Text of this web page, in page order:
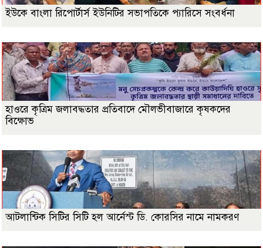
ইউকে বাংলা রিপোর্টার্স ইউনিটির সভাপতিকে প্যারিসে সংবর্ধনা
হাওরে কৃত্রিম জলাবদ্ধতার প্রতিবাদে মৌলভীবাজারে কৃষকদের
বিক্ষোভ
আটলান্টিক সিটির সিটি হল আর্নেস্ট ডি. কোরসির নামে নামকরণ